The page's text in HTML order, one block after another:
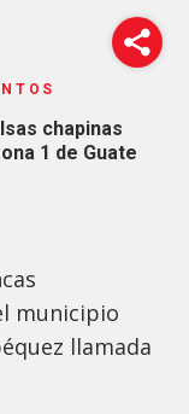
chapinas
1 de Guate
municipio
llamada